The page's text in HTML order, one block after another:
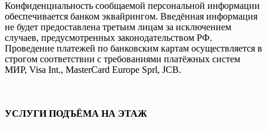
Конфиденциальность сообщаемой персональной информации
обеспечивается банком эквайрингом. Введённая информация
не будет предоставлена третьим лицам за исключением
случаев, предусмотренных законодательством РФ.
Проведение платежей по банковским картам осуществляется в
строгом соответствии с требованиями платёжных систем
МИР, Visa Int., MasterCard Europe Sprl, JCB.
УСЛУГИ ПОДЪЁМА НА ЭТАЖ